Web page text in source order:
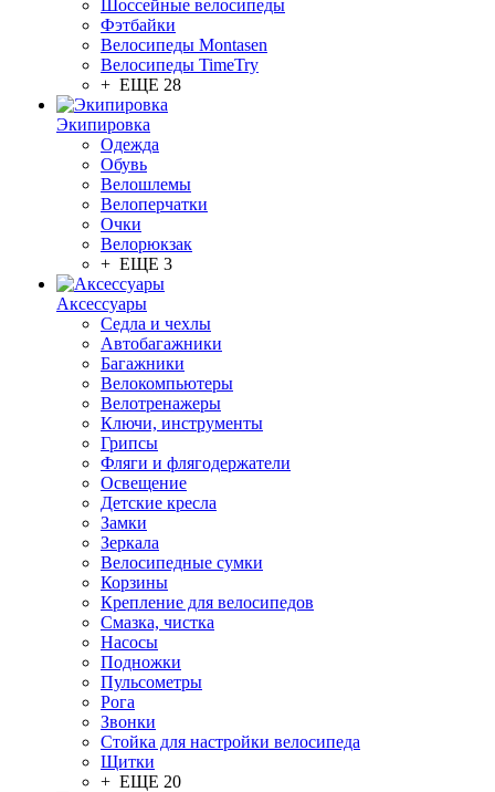
Шоссейные велосипеды
Фэтбайки
Велосипеды Montasen
Велосипеды TimeTry
+ ЕЩЕ 28
Экипировка
Одежда
Обувь
Велошлемы
Велоперчатки
Очки
Велорюкзак
+ ЕЩЕ 3
Аксессуары
Седла и чехлы
Автобагажники
Багажники
Велокомпьютеры
Велотренажеры
Ключи, инструменты
Грипсы
Фляги и флягодержатели
Освещение
Детские кресла
Замки
Зеркала
Велосипедные сумки
Корзины
Крепление для велосипедов
Смазка, чистка
Насосы
Подножки
Пульсометры
Рога
Звонки
Стойка для настройки велосипеда
Щитки
+ ЕЩЕ 20